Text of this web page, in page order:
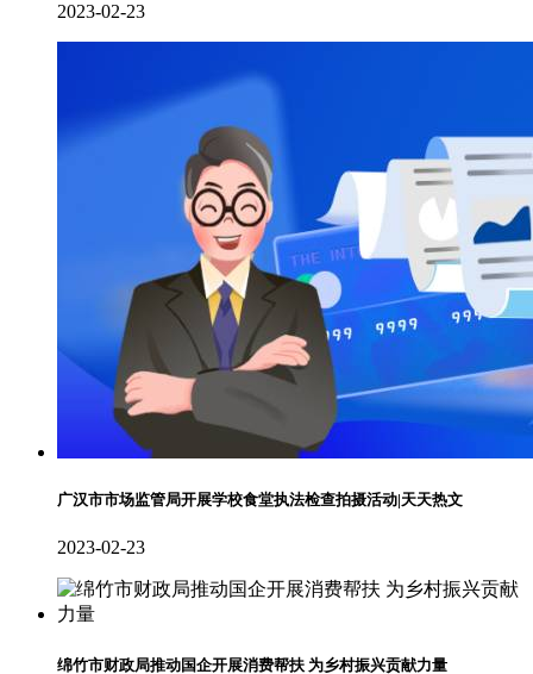
2023-02-23
广汉市市场监管局开展学校食堂执法检查拍摄活动|天天热文
2023-02-23
绵竹市财政局推动国企开展消费帮扶 为乡村振兴贡献力量